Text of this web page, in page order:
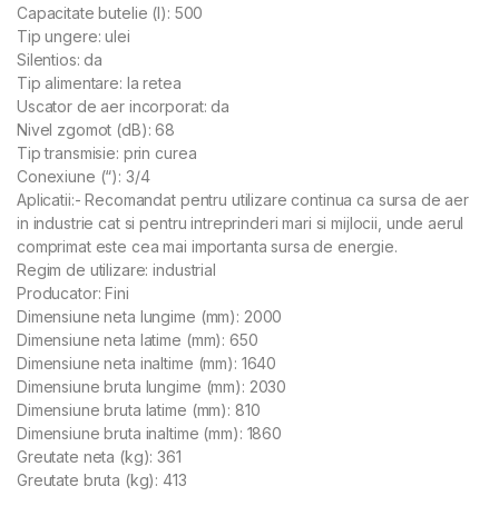
Capacitate butelie (l): 500
Tip ungere: ulei
Silentios: da
Tip alimentare: la retea
Uscator de aer incorporat: da
Nivel zgomot (dB): 68
Tip transmisie: prin curea
Conexiune (“): 3/4
Aplicatii:- Recomandat pentru utilizare continua ca sursa de aer
in industrie cat si pentru intreprinderi mari si mijlocii, unde aerul
comprimat este cea mai importanta sursa de energie.
Regim de utilizare: industrial
Producator: Fini
Dimensiune neta lungime (mm): 2000
Dimensiune neta latime (mm): 650
Dimensiune neta inaltime (mm): 1640
Dimensiune bruta lungime (mm): 2030
Dimensiune bruta latime (mm): 810
Dimensiune bruta inaltime (mm): 1860
Greutate neta (kg): 361
Greutate bruta (kg): 413